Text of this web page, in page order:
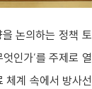
논의하는 정책 토
인가’를 주제로 열
체계 속에서 방사선